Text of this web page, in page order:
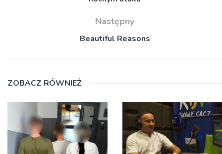
Następny
Beautiful Reasons
ZOBACZ RÓWNIEŻ